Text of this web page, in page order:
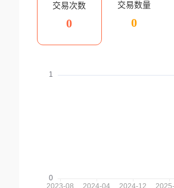
交易次数
0
交易数量
0